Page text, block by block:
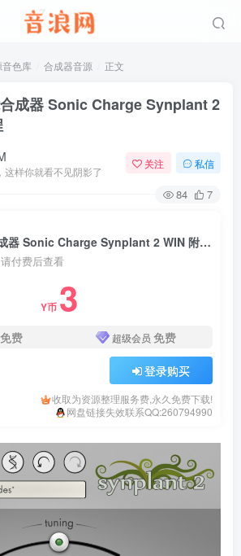
音色库 合成器音源 正文
成器 Sonic Charge Synplant 2
这样你就看不见阴影了
关注 私信
84 7
最新版人工智能合成器 Sonic Charge Synplant 2 WIN 附安装教程
付费后查看
Y币 3
免费 超级会员 免费
登录购买
收取为资源整理服务费,永久免费下载!
网盘链接失效联系QQ:260794990